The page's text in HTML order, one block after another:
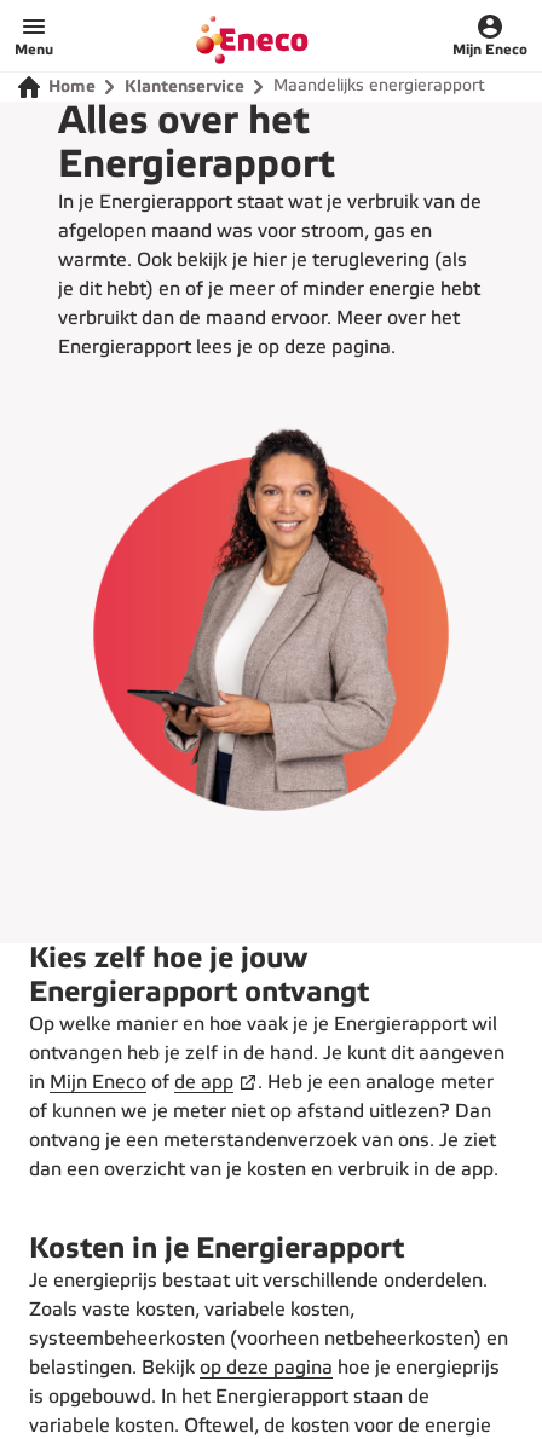
Menu
Home
Mijn Eneco
Home Klantenservice Maandelijks energierapport
Alles over het
Energierapport
In je Energierapport staat wat je verbruik van de
afgelopen maand was voor stroom, gas en
warmte. Ook bekijk je hier je teruglevering (als
je dit hebt) en of je meer of minder energie hebt
verbruikt dan de maand ervoor. Meer over het
Energierapport lees je op deze pagina.
Kies zelf hoe je jouw
Energierapport ontvangt
Op welke manier en hoe vaak je je Energierapport wil
ontvangen heb je zelf in de hand. Je kunt dit aangeven
in Mijn Eneco of de app
. Heb je een analoge meter
of kunnen we je meter niet op afstand uitlezen? Dan
ontvang je een meterstandenverzoek van ons. Je ziet
dan een overzicht van je kosten en verbruik in de app.
Kosten in je Energierapport
Je energieprijs bestaat uit verschillende onderdelen.
Zoals vaste kosten, variabele kosten,
systeembeheerkosten (voorheen netbeheerkosten) en
belastingen. Bekijk op deze pagina hoe je energieprijs
is opgebouwd. In het Energierapport staan de
variabele kosten. Oftewel, de kosten voor de energie